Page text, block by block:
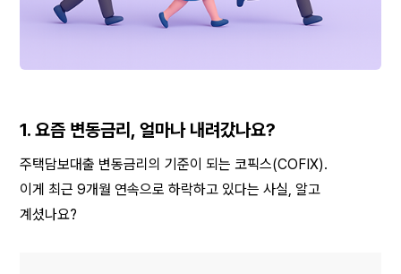
1. 요즘 변동금리, 얼마나 내려갔나요?
주택담보대출 변동금리의 기준이 되는 코픽스(COFIX).
이게 최근 9개월 연속으로 하락하고 있다는 사실, 알고
계셨나요?